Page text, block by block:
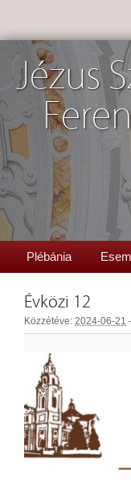
Jézus
Plébánia
Évközi 12
Közzétéve: 2024-06-21 -